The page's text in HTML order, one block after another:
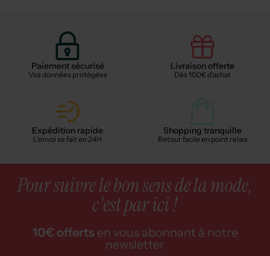
Paiement sécurisé
Vos données protégées
Livraison offerte
Dès 100€ d'achat
Expédition rapide
L'envoi se fait en 24H
Shopping tranquille
Retour facile en point relais
Pour suivre le bon sens de la mode,
c'est par ici !
10€ offerts en vous abonnant à notre
newsletter